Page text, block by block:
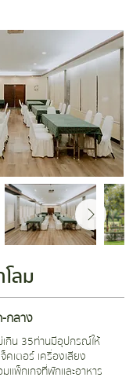
ลม
กลาง
เกิน 35ท่านมีอุปกรณ์ให้
คเตอร์ เครื่องเสียง
แพ็กเกจที่พักและอาหาร